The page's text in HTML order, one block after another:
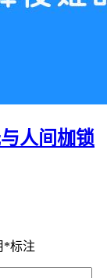
人间枷锁
*标注